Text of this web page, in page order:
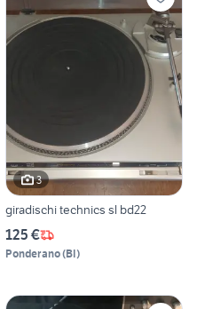
3
giradischi technics sl bd22
125 €
Ponderano(BI)